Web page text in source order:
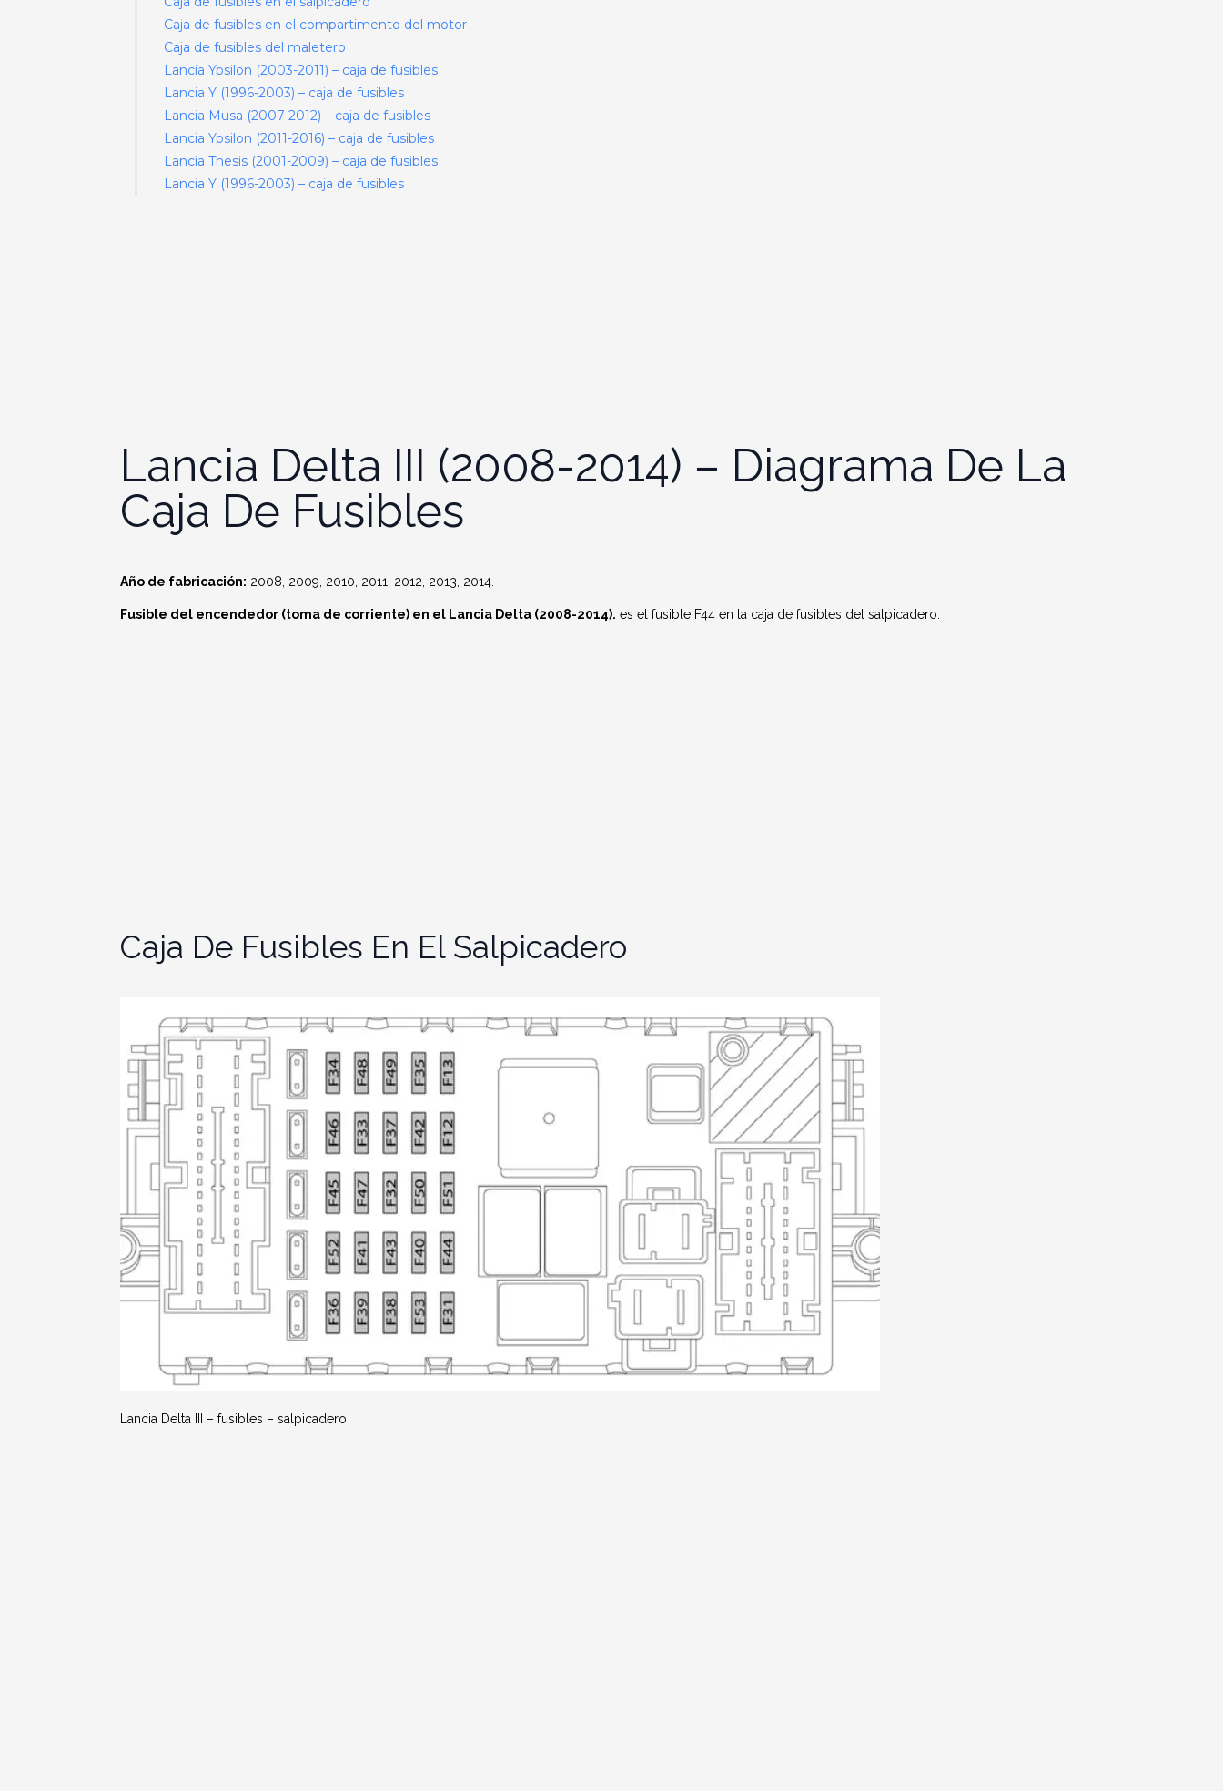
Caja de fusibles en el compartimento del motor
Caja de fusibles del maletero
Lancia Ypsilon (2003-2011) – caja de fusibles
Lancia Y (1996-2003) – caja de fusibles
Lancia Musa (2007-2012) – caja de fusibles
Lancia Ypsilon (2011-2016) – caja de fusibles
Lancia Thesis (2001-2009) – caja de fusibles
Lancia Y (1996-2003) – caja de fusibles
Lancia Delta III (2008-2014) – Diagrama De La
Caja De Fusibles
Año de fabricación: 2008, 2009, 2010, 2011, 2012, 2013, 2014.
Fusible del encendedor (toma de corriente) en el Lancia Delta (2008-2014). es el fusible F44 en la caja de fusibles del salpicadero.
Caja De Fusibles En El Salpicadero
Lancia Delta III – fusibles – salpicadero